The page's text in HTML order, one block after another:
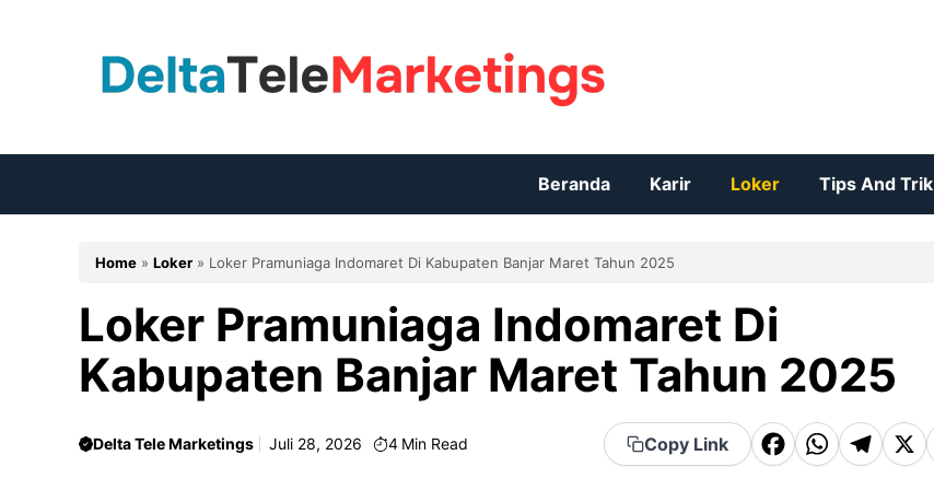
Beranda Karir Loker Tips And Trik
Home » Loker » Loker Pramuniaga Indomaret Di Kabupaten Banjar Maret Tahun 2025
Loker Pramuniaga Indomaret Di
Kabupaten Banjar Maret Tahun 2025
Delta Tele Marketings Juli 28, 2026 4 Min Read Copy Link
F
a
W
h
T
el
X